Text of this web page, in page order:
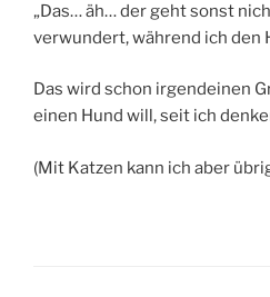
„Das… äh… der geht sonst
verwundert, während ich den
Das wird schon irgendeinen
einen Hund will, seit ich
(Mit Katzen kann ich aber